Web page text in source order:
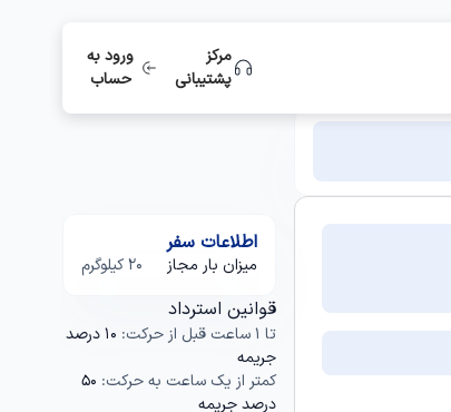
مرکز
پشتیبانی
ورود به
حساب
اطلاعات سفر
میزان بار مجاز 20 کیلوگرم
قوانین استرداد
تا 1 ساعت قبل از حرکت:
10 درصد
جریمه
کمتر از یک ساعت به حرکت: 50
درصد جریمه